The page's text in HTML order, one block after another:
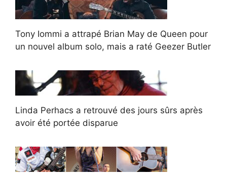
Tony Iommi a attrapé Brian May de Queen pour
un nouvel album solo, mais a raté Geezer Butler
Linda Perhacs a retrouvé des jours sûrs après
avoir été portée disparue